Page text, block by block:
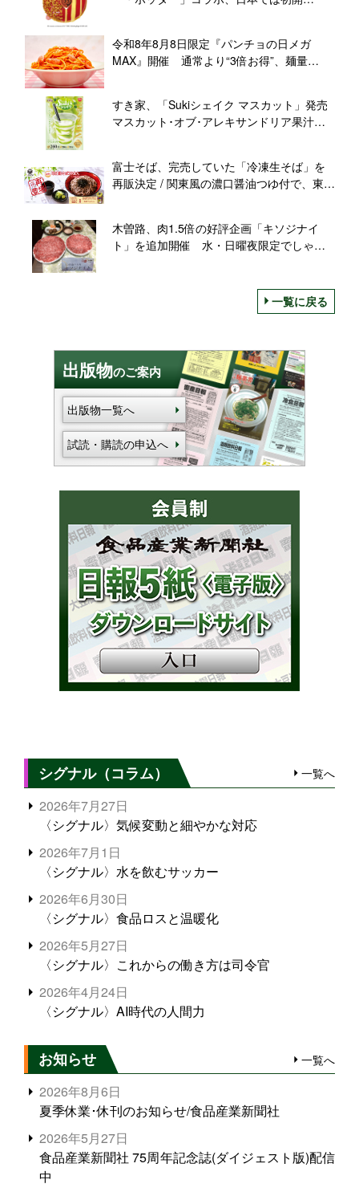
令和8年8月8日限定『パンチョの日メガ
MAX』開催 通常より“3倍お得”、麺量
すき家、「Sukiシェイク マスカット」発売
マスカット･オブ･アレキサンドリア果汁使
富士そば、完売していた「冷凍生そば」を
再販決定 / 関東風の濃口醤油つゆ付で、東京
木曽路、肉1.5倍の好評企画「キソジナイ
ト」を追加開催 水・日曜夜限定でしゃぶ
一覧に戻る
出版物のご案内
出版物一覧へ
試読・購読の申込へ
シグナル（コラム） 一覧へ
2026年7月27日
〈シグナル〉気候変動と細やかな対応
2026年7月1日
〈シグナル〉水を飲むサッカー
2026年6月30日
〈シグナル〉食品ロスと温暖化
2026年5月27日
〈シグナル〉これからの働き方は司令官
2026年4月24日
〈シグナル〉AI時代の人間力
お知らせ 一覧へ
2026年8月6日
夏季休業･休刊のお知らせ/食品産業新聞社
2026年5月27日
食品産業新聞社 75周年記念誌(ダイジェスト版)配信
中